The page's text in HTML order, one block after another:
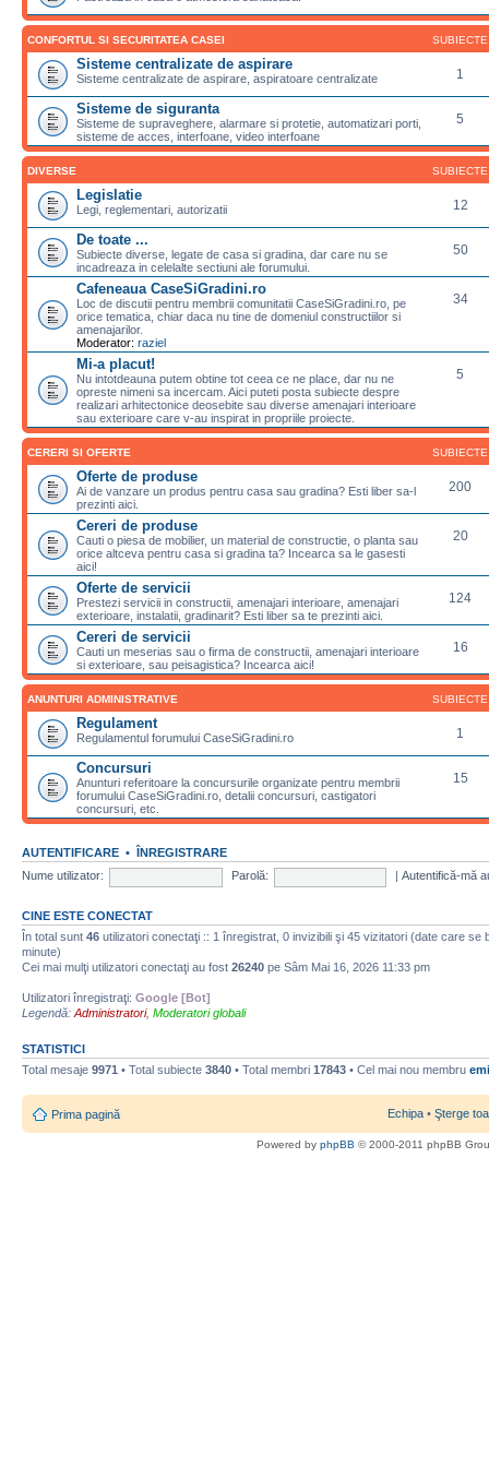
CONFORTUL SI SECURITATEA CASEI SUBIECTE
Sisteme centralizate de aspirare
Sisteme centralizate de aspirare, aspiratoare centralizate 1
Sisteme de siguranta
Sisteme de supraveghere, alarmare si protetie, automatizari porti,
sisteme de acces, interfoane, video interfoane
5
DIVERSE SUBIECTE
Legislatie
Legi, reglementari, autorizatii 12
De toate ...
Subiecte diverse, legate de casa si gradina, dar care nu se
incadreaza in celelalte sectiuni ale forumului.
50
Cafeneaua CaseSiGradini.ro
Loc de discutii pentru membrii comunitatii CaseSiGradini.ro, pe
orice tematica, chiar daca nu tine de domeniul constructiilor si
amenajarilor.
Moderator: raziel
34
Mi-a placut!
Nu intotdeauna putem obtine tot ceea ce ne place, dar nu ne
opreste nimeni sa incercam. Aici puteti posta subiecte despre
realizari arhitectonice deosebite sau diverse amenajari interioare
sau exterioare care v-au inspirat in propriile proiecte.
5
CERERI SI OFERTE SUBIECTE
Oferte de produse
Ai de vanzare un produs pentru casa sau gradina? Esti liber sa-l
prezinti aici.
200
Cereri de produse
Cauti o piesa de mobilier, un material de constructie, o planta sau
orice altceva pentru casa si gradina ta? Incearca sa le gasesti
aici!
20
Oferte de servicii
Prestezi servicii in constructii, amenajari interioare, amenajari
exterioare, instalatii, gradinarit? Esti liber sa te prezinti aici.
124
Cereri de servicii
Cauti un meserias sau o firma de constructii, amenajari interioare
si exterioare, sau peisagistica? Incearca aici!
16
ANUNTURI ADMINISTRATIVE SUBIECTE
Regulament
Regulamentul forumului CaseSiGradini.ro 1
Concursuri
Anunturi referitoare la concursurile organizate pentru membrii
forumului CaseSiGradini.ro, detalii concursuri, castigatori
concursuri, etc.
15
AUTENTIFICARE • ÎNREGISTRARE
Nume utilizator:
Parolă: Autentifică-mă
CINE ESTE CONECTAT
În total sunt 46 utilizatori conectaţi :: 1 înregistrat, 0 invizibili şi 45 vizitatori (date care se
minute)
Cei mai mulţi utilizatori conectaţi au fost 26240 pe Sâm Mai 16, 2026 11:33 pm
Utilizatori înregistraţi: Google [Bot]
Legendă: Administratori, Moderatori globali
STATISTICI
Total mesaje 9971 • Total subiecte 3840 • Total membri 17843 • Cel mai nou membru
Prima pagină Echipa • Şterge
Powered by phpBB © 2000-2011 phpBB